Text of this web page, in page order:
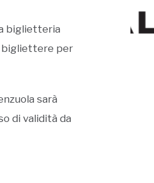
biglietteria
bigliettere per
sarà
di validità da